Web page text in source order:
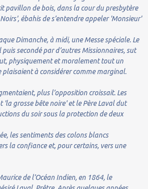
pavillon de bois, dans la cour du presbytère
ébahis de s’entendre appeler 'Monsieur'
Dimanche, à midi, une Messe spéciale. Le
puis secondé par d’autres Missionnaires, sut
physiquement et moralement tout un
plaisaient à considérer comme marginal.
plus l’opposition croissait. Les
'la grosse bête noire' et le Père Laval dut
du soir sous la protection de deux
les sentiments des colons blancs
la confiance et, pour certains, vers une
de l’Océan Indien, en 1864, le